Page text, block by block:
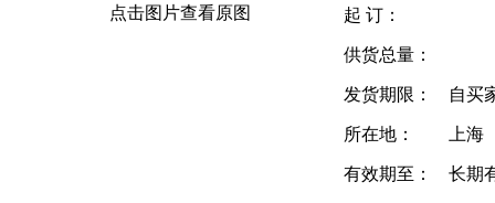
点击图片查看原图 起 订：
供货总量：
发货期限： 自买
所在地： 上海
有效期至： 长期